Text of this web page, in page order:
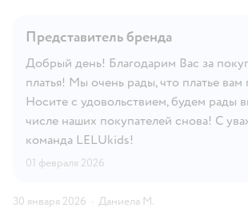
Представитель бренда
Добрый день! Благодарим Вас за
платья! Мы очень рады, что платье вам
Носите с удовольствием, будем рады
числе наших покупателей снова! С
команда LELUkids!
01 февраля 2026
30 января 2026 · Даниела М.